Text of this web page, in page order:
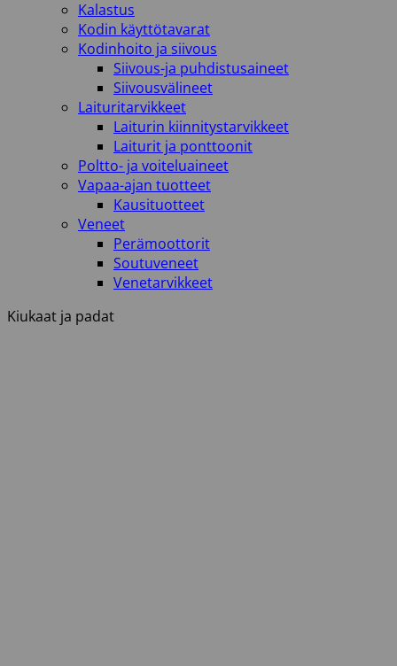
Kalastus
Kodin käyttötavarat
Kodinhoito ja siivous
Siivous-ja puhdistusaineet
Siivousvälineet
Laituritarvikkeet
Laiturin kiinnitystarvikkeet
Laiturit ja ponttoonit
Poltto- ja voiteluaineet
Vapaa-ajan tuotteet
Kausituotteet
Veneet
Perämoottorit
Soutuveneet
Venetarvikkeet
Kiukaat ja padat